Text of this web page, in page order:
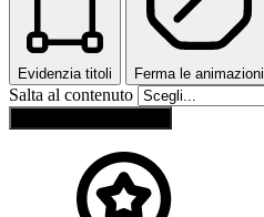
Evidenzia titoli Ferma le animazioni
Salta al contenuto